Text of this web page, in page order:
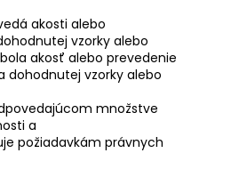
akosti alebo
vzorky alebo
akosť alebo prevedenie
dohodnutej vzorky alebo
množstve
a
požiadavkám právnych